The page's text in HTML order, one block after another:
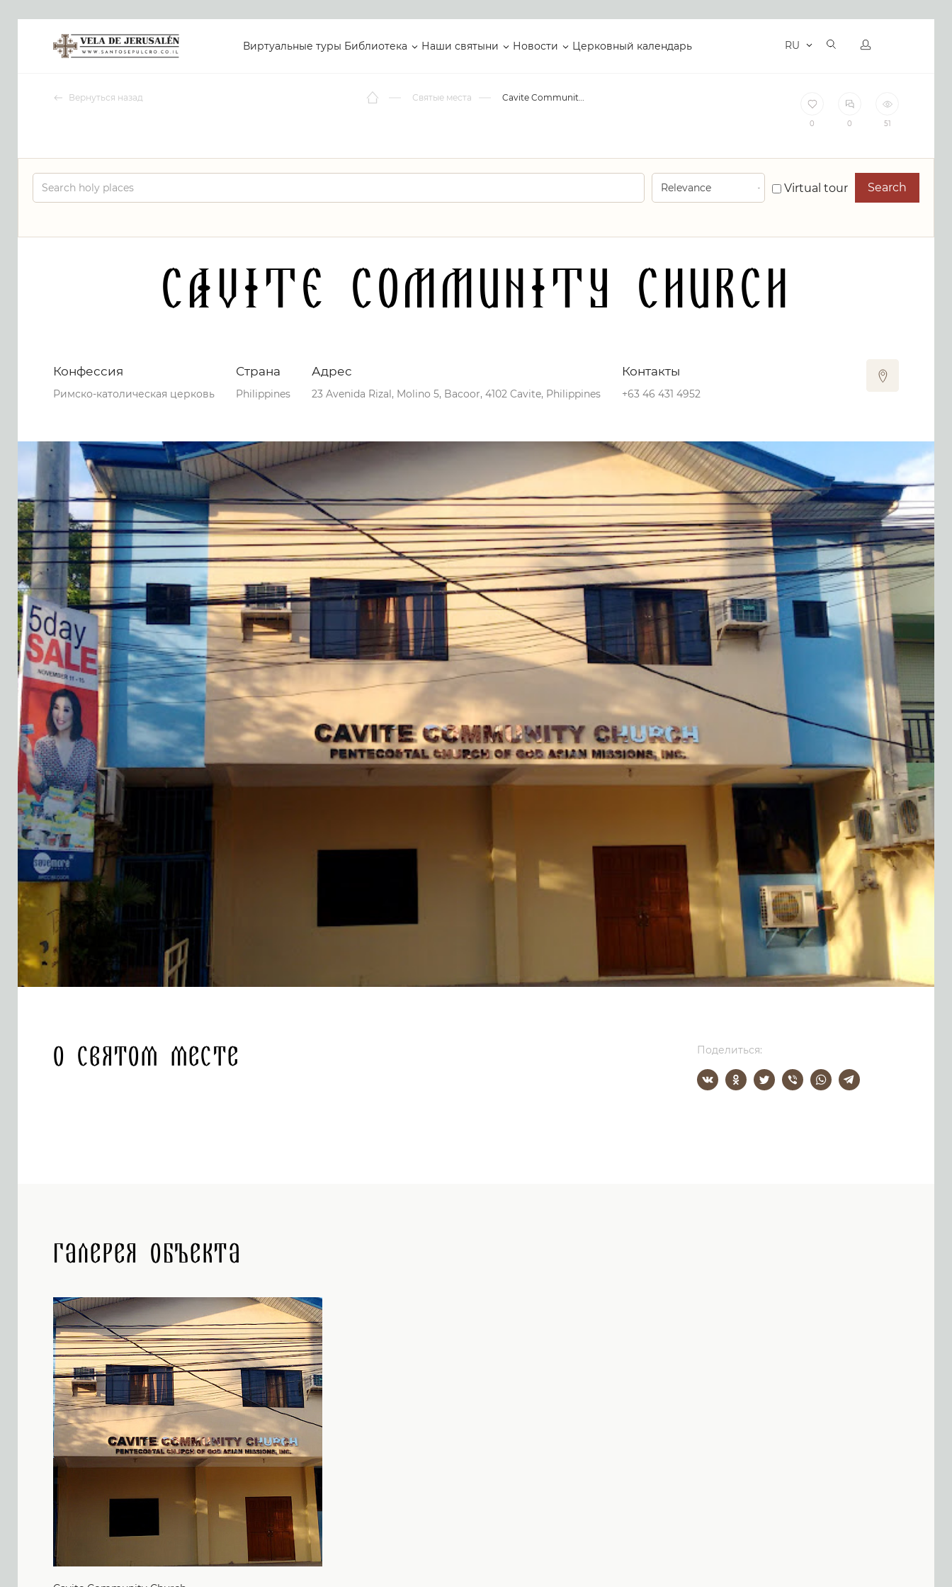
Виртуальные туры Библиотека Наши святыни Новости Церковный календарь RU
Вернуться назад Святые места Cavite Community Church
0 0 51
Virtual tour Search
Cavite Community Church
Конфессия
Римско-католическая церковь
Страна
Philippines
Адрес
23 Avenida Rizal, Molino 5, Bacoor, 4102 Cavite, Philippines
Контакты
+63 46 431 4952
0 0 51
О святом месте Поделиться:
Галерея объекта